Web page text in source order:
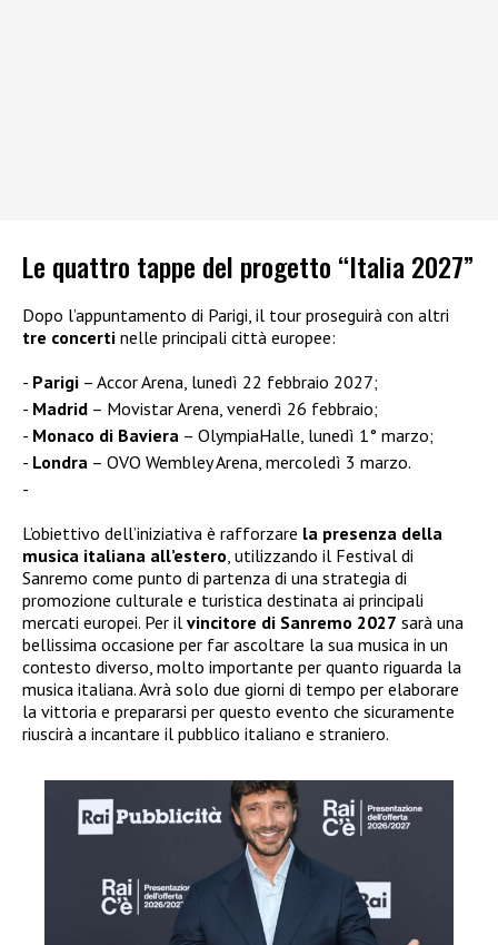
Le quattro tappe del progetto “Italia 2027”
Dopo l’appuntamento di Parigi, il tour proseguirà con altri
tre concerti nelle principali città europee:
Parigi – Accor Arena, lunedì 22 febbraio 2027;
Madrid – Movistar Arena, venerdì 26 febbraio;
Monaco di Baviera – OlympiaHalle, lunedì 1° marzo;
Londra – OVO Wembley Arena, mercoledì 3 marzo.
L’obiettivo dell’iniziativa è rafforzare la presenza della
musica italiana all’estero , utilizzando il Festival di
Sanremo come punto di partenza di una strategia di
promozione culturale e turistica destinata ai principali
mercati europei. Per il vincitore di Sanremo 2027 sarà una
bellissima occasione per far ascoltare la sua musica in un
contesto diverso, molto importante per quanto riguarda la
musica italiana. Avrà solo due giorni di tempo per elaborare
la vittoria e prepararsi per questo evento che sicuramente
riuscirà a incantare il pubblico italiano e straniero.